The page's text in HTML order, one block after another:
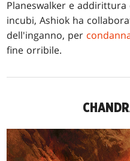
Planeswalker e
incubi, Ashiok ha
dell'inganno, per
fine orribile.